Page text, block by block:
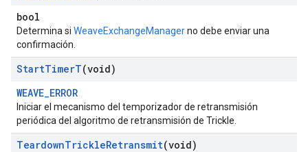
bool
Determina si WeaveExchangeManagerno debe enviar una
confirmación.
StartTimerT(void)
WEAVE_ERROR
Iniciar el mecanismo del temporizador de retransmisión
periódica del algoritmo de retransmisión de Trickle.
TeardownTrickleRetransmit(void)